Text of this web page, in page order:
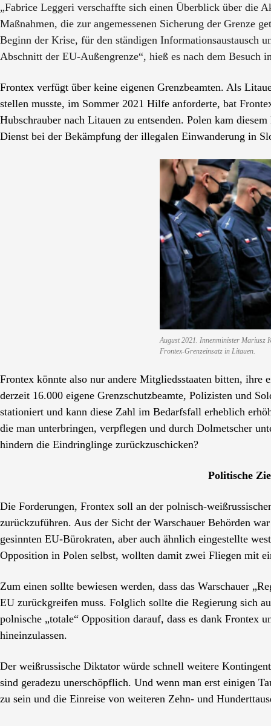
„Fabrice Leggeri verschaffte sich einen Überblick über die
Maßnahmen, die zur angemessenen Sicherung der Grenze
Beginn der Krise, für den ständigen Informationsaustausch
Abschnitt der EU-Außengrenze“, hieß es nach dem Besuch
Frontex verfügt über keine eigenen Grenzbeamten. Als
stellen musste, im Sommer 2021 Hilfe anforderte, bat
Hubschrauber nach Litauen zu entsenden. Polen kam
Dienst bei der Bekämpfung der illegalen Einwanderung in
August 2021. Innenminister Mariusz
Frontex-Grenzeinsatz in Litauen.
Frontex könnte also nur andere Mitgliedsstaaten bitten, ihre
derzeit 16.000 eigene Grenzschutzbeamte, Polizisten und
stationiert und kann diese Zahl im Bedarfsfall erheblich
die man unterbringen, verpflegen und durch Dolmetscher
hindern die Eindringlinge zurückzuschicken?
Politische
Die Forderungen, Frontex soll an der polnisch-
zurückzuführen. Aus der Sicht der Warschauer Behörden
gesinnten EU-Bürokraten, aber auch ähnlich eingestellte
Opposition in Polen selbst, wollten damit zwei Fliegen mit
Zum einen sollte bewiesen werden, dass das Warschauer
EU zurückgreifen muss. Folglich sollte die Regierung sich
polnische „totale“ Opposition darauf, dass es dank Frontex
hineinzulassen.
Der weißrussische Diktator würde schnell weitere
sind geradezu unerschöpflich. Und wenn man erst einigen
zu sein und die Einreise von weiteren Zehn- und